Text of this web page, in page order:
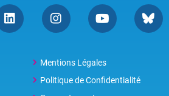
Mentions Légales
Politique de Confidentialité